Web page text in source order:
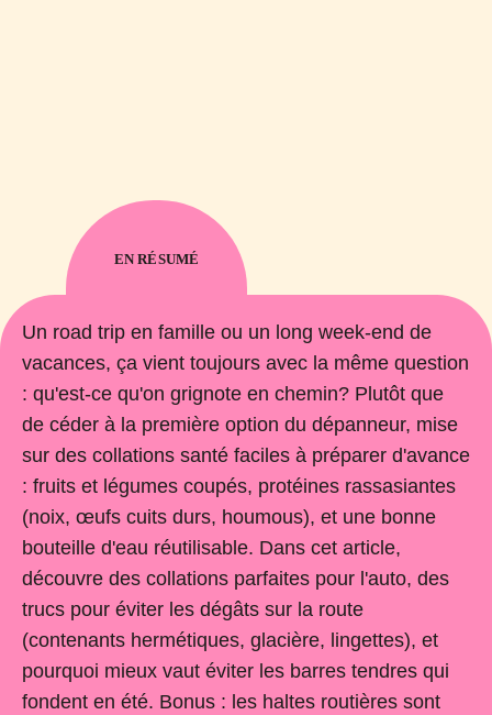
EN RÉSUMÉ
Un road trip en famille ou un long week-end de
vacances, ça vient toujours avec la même question
: qu'est-ce qu'on grignote en chemin? Plutôt que
de céder à la première option du dépanneur, mise
sur des collations santé faciles à préparer d'avance
: fruits et légumes coupés, protéines rassasiantes
(noix, œufs cuits durs, houmous), et une bonne
bouteille d'eau réutilisable. Dans cet article,
découvre des collations parfaites pour l'auto, des
trucs pour éviter les dégâts sur la route
(contenants hermétiques, glacière, lingettes), et
pourquoi mieux vaut éviter les barres tendres qui
fondent en été. Bonus : les haltes routières sont